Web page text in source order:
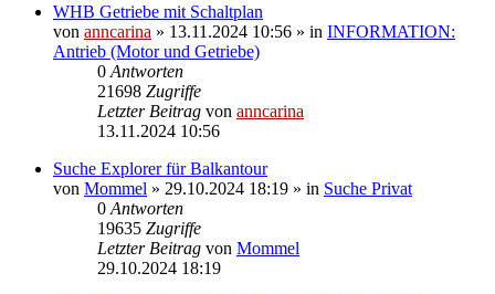
WHB Getriebe mit Schaltplan
von anncarina » 13.11.2024 10:56 » in INFORMATION:
Antrieb (Motor und Getriebe)
0 Antworten
21698 Zugriffe
Letzter Beitrag von anncarina
13.11.2024 10:56
Suche Explorer für Balkantour
von Mommel » 29.10.2024 18:19 » in Suche Privat
0 Antworten
19635 Zugriffe
Letzter Beitrag von Mommel
29.10.2024 18:19